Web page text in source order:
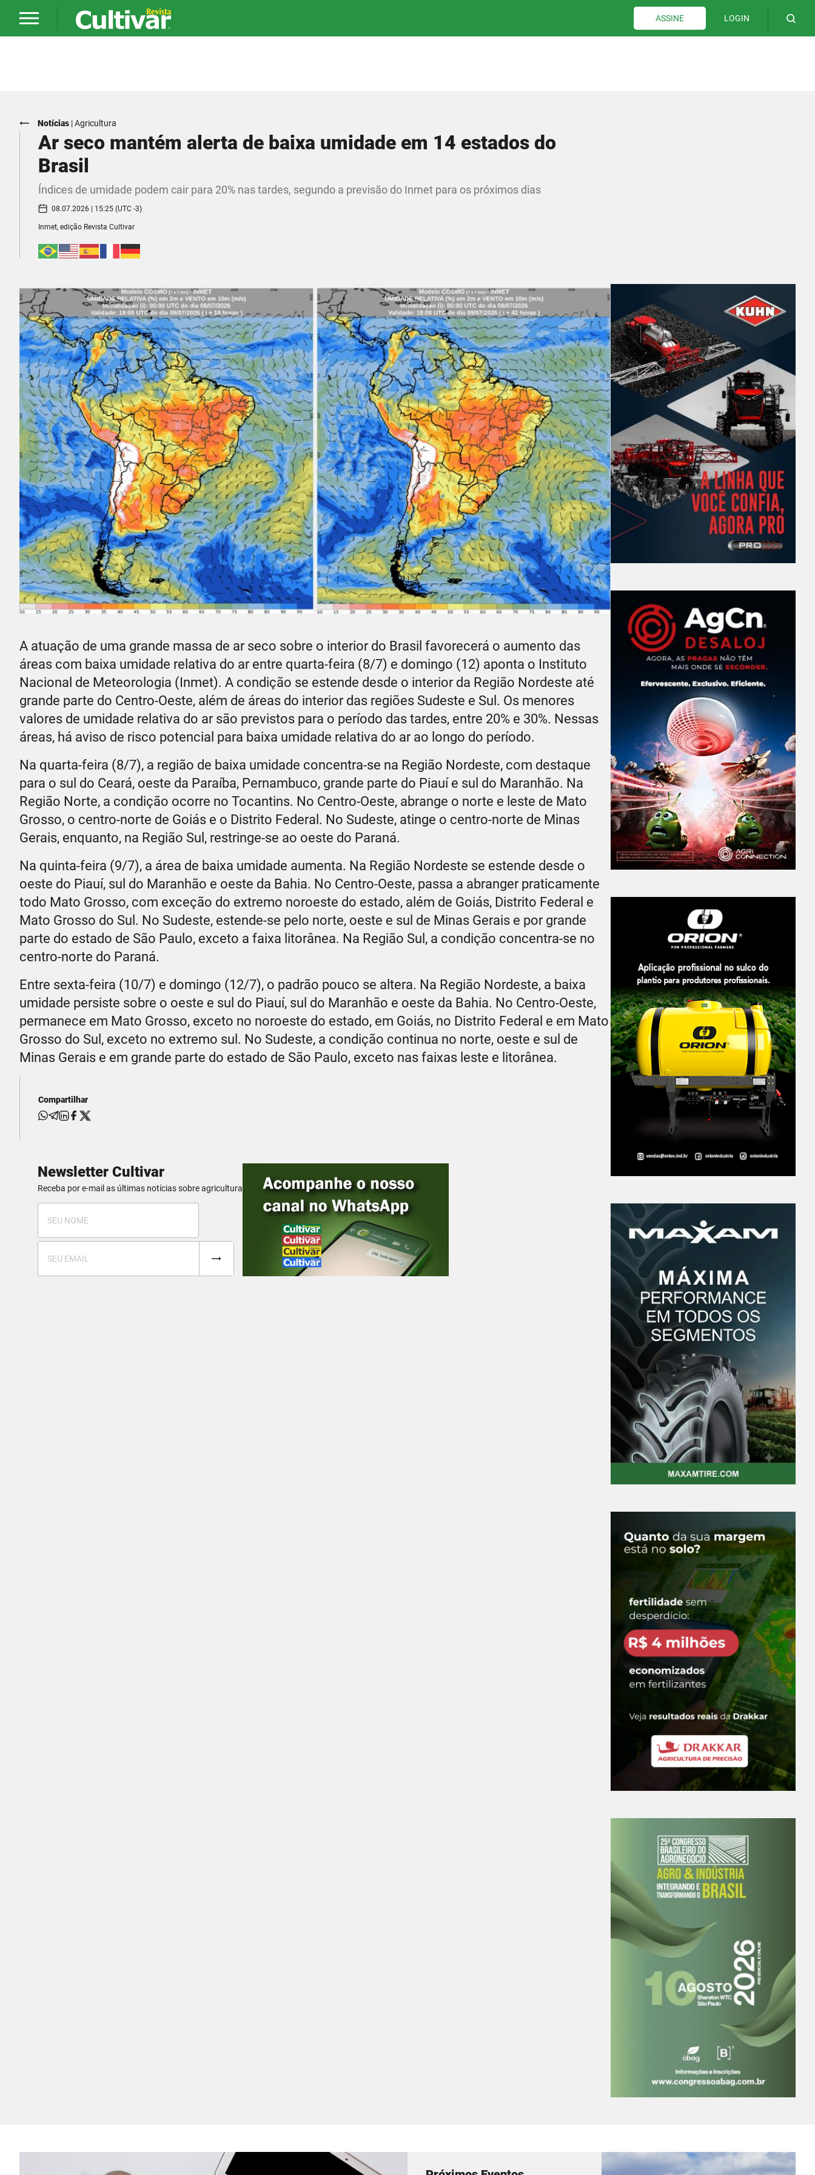
ASSINE LOGIN
Notícias |Agricultura
Ar seco mantém alerta de baixa umidade em 14 estados do
Brasil
Índices de umidade podem cair para 20% nas tardes, segundo a previsão do Inmet para os próximos dias
08.07.2026 | 15:25 (UTC -3)
Inmet, edição Revista Cultivar
A atuação de uma grande massa de ar seco sobre o interior do Brasil favorecerá o aumento das
áreas com baixa umidade relativa do ar entre quarta-feira (8/7) e domingo (12) aponta o Instituto
Nacional de Meteorologia (Inmet). A condição se estende desde o interior da Região Nordeste até
grande parte do Centro-Oeste, além de áreas do interior das regiões Sudeste e Sul. Os menores
valores de umidade relativa do ar são previstos para o período das tardes, entre 20% e 30%. Nessas
áreas, há aviso de risco potencial para baixa umidade relativa do ar ao longo do período.
Na quarta-feira (8/7), a região de baixa umidade concentra-se na Região Nordeste, com destaque
para o sul do Ceará, oeste da Paraíba, Pernambuco, grande parte do Piauí e sul do Maranhão. Na
Região Norte, a condição ocorre no Tocantins. No Centro-Oeste, abrange o norte e leste de Mato
Grosso, o centro-norte de Goiás e o Distrito Federal. No Sudeste, atinge o centro-norte de Minas
Gerais, enquanto, na Região Sul, restringe-se ao oeste do Paraná.
Na quinta-feira (9/7), a área de baixa umidade aumenta. Na Região Nordeste se estende desde o
oeste do Piauí, sul do Maranhão e oeste da Bahia. No Centro-Oeste, passa a abranger praticamente
todo Mato Grosso, com exceção do extremo noroeste do estado, além de Goiás, Distrito Federal e
Mato Grosso do Sul. No Sudeste, estende-se pelo norte, oeste e sul de Minas Gerais e por grande
parte do estado de São Paulo, exceto a faixa litorânea. Na Região Sul, a condição concentra-se no
centro-norte do Paraná.
Entre sexta-feira (10/7) e domingo (12/7), o padrão pouco se altera. Na Região Nordeste, a baixa
umidade persiste sobre o oeste e sul do Piauí, sul do Maranhão e oeste da Bahia. No Centro-Oeste,
permanece em Mato Grosso, exceto no noroeste do estado, em Goiás, no Distrito Federal e em Mato
Grosso do Sul, exceto no extremo sul. No Sudeste, a condição continua no norte, oeste e sul de
Minas Gerais e em grande parte do estado de São Paulo, exceto nas faixas leste e litorânea.
Compartilhar
Newsletter Cultivar
Receba por e-mail as últimas notícias sobre agricultura